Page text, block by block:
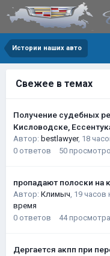
Истории наших авто
Свежее в темах
Получение судебных
Кисловодске,
Автор: bestlawyer, 18
0 ответов 50
пропадают полоски на
Автор: Климыч, 19 часов
время
0 ответов 44 просмотра
Дергается акпп при